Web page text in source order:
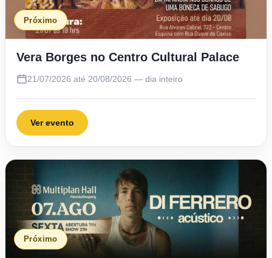
Próximo
Vera Borges no Centro Cultural Palace
21/07/2026 até 20/08/2026 — dia inteiro
Ver evento
Próximo